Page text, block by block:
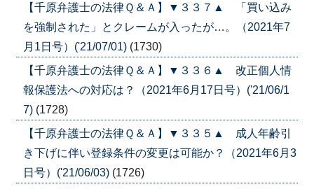
【千原弁護士の法律Ｑ＆Ａ】▼３３７▲ 「買い込み
を強制された」とクレームが入ったが…。（2021年7
月1日号）('21/07/01) (1730)
【千原弁護士の法律Ｑ＆Ａ】▼３３６▲ 改正個人情
報保護法への対応は？（2021年6月17日号）('21/06/1
7) (1728)
【千原弁護士の法律Ｑ＆Ａ】▼３３５▲ 成人年齢引
き下げに伴い登録条件の変更は可能か？（2021年6月3
日号）('21/06/03) (1726)